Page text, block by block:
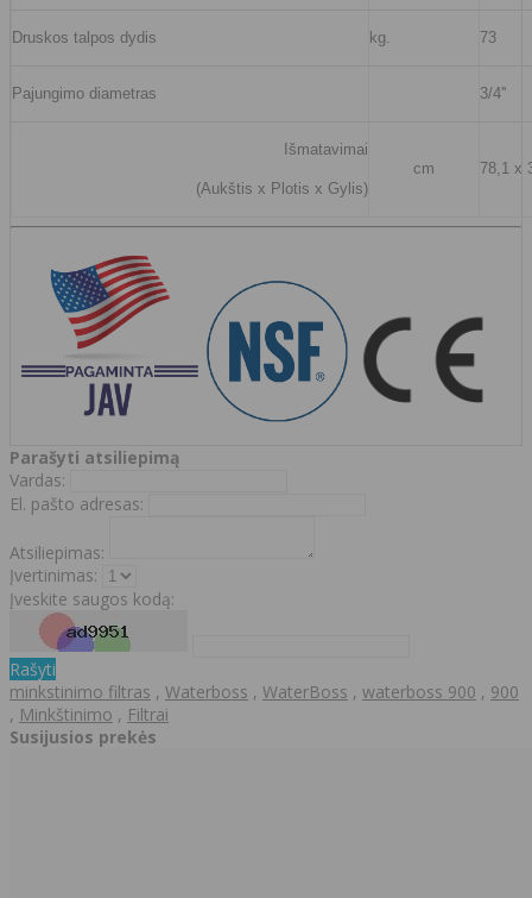
Druskos talpos dydis kg. 73
Pajungimo diametras 3/4''
Išmatavimai
(Aukštis x Plotis x Gylis)
cm 78,1 x
Parašyti atsiliepimą
Vardas:
El. pašto adresas:
Atsiliepimas:
Įvertinimas:
Įveskite saugos kodą:
Rašyti
minkstinimo filtras , Waterboss , WaterBoss , waterboss 900 , 900
, Minkštinimo , Filtrai
Susijusios prekės